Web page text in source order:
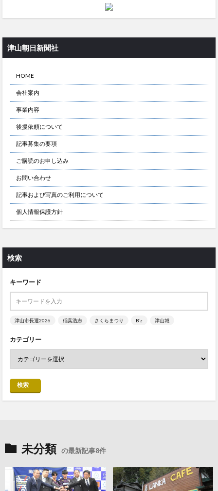
津山朝日新聞社
HOME
会社案内
事業内容
後援依頼について
記事募集の要項
ご購読のお申し込み
お問い合わせ
記事および写真のご利用について
個人情報保護方針
検索
キーワード
津山市長選2026 稲葉浩志 さくらまつり B’z 津山城
カテゴリー
検索
未分類 の最新記事8件